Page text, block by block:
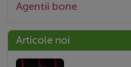
Agentii bone
Articole noi